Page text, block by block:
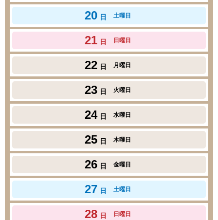
20 日 土曜日
21 日 日曜日
22 日 月曜日
23 日 火曜日
24 日 水曜日
25 日 木曜日
26 日 金曜日
27 日 土曜日
28 日 日曜日